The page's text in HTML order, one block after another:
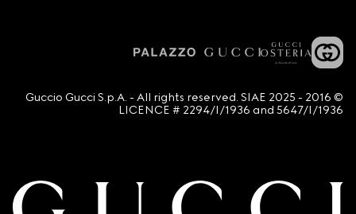
© 2016 - 2025 Guccio Gucci S.p.A. - All rights reserved. SIAE
LICENCE # 2294/I/1936 and 5647/I/1936